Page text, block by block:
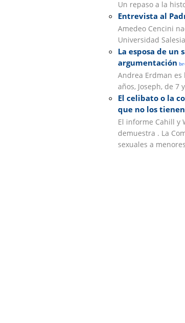
Un repaso a la
Entrevista al
Amedeo Cencini
Universidad
La esposa de un
argumentación
Andrea Erdman
años, Joseph, de 7
El celibato o la
que no los tienen
El informe Cahill y
demuestra . La
sexuales a